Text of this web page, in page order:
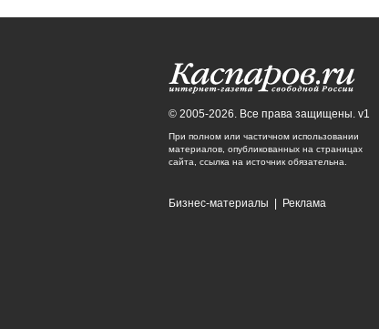
© 2005-2026. Все права защищены. v1
При полном или частичном использовании
материалов, опубликованных на страницах
сайта, ссылка на источник обязательна.
Бизнес-материалы Реклама